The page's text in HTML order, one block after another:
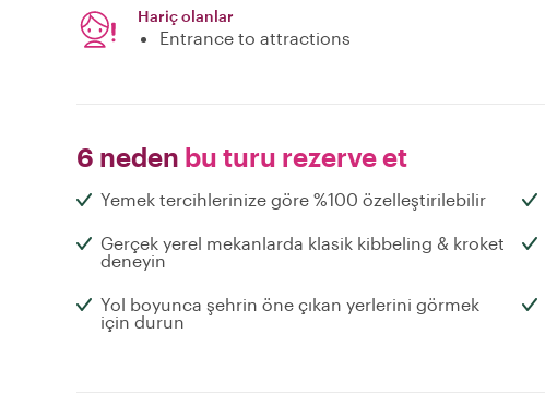
Hariç olanlar
Entrance to attractions
6 neden bu turu rezerve et
Yemek tercihlerinize göre %100 özelleştirilebilir
Gerçek yerel mekanlarda klasik kibbeling & kroket
deneyin
Yol boyunca şehrin öne çıkan yerlerini görmek
için durun